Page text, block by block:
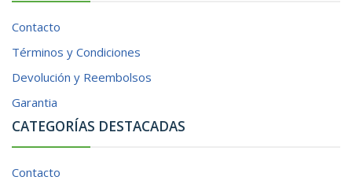
Contacto
Términos y Condiciones
Devolución y Reembolsos
Garantia
CATEGORÍAS DESTACADAS
Contacto